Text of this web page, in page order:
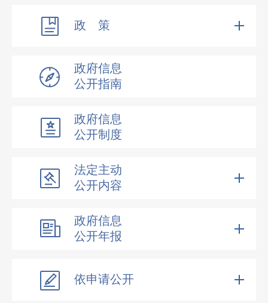
政 策
政府信息
公开指南
政府信息
公开制度
法定主动
公开内容
政府信息
公开年报
依申请公开